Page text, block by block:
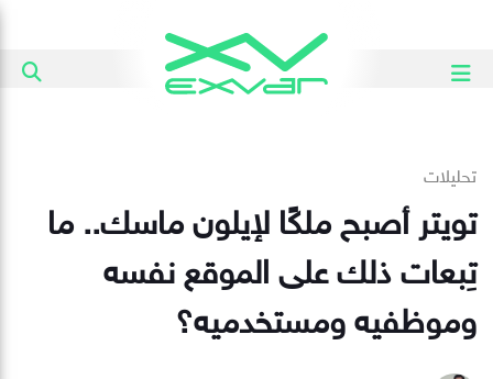
تحليلات
تويتر أصبح ملكًا لإيلون ماسك.. ما
تِبعات ذلك على الموقع نفسه
وموظفيه ومستخدميه؟